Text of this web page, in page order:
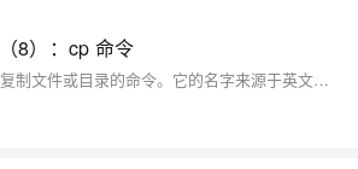
8）：cp 命令
cp 命令是 Linux 中用于复制文件或目录的命令。它的名字来源于英文单词 copy。这个命令非常常用，特别是在需要备份文件或创建文件副本时。